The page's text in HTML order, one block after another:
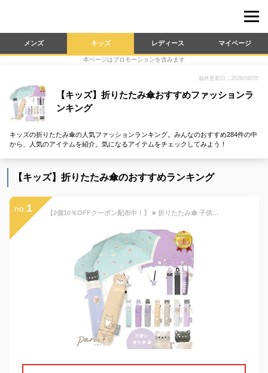
メンズ キッズ レディース マイページ
本ページはプロモーションを含みます
最終更新日：2026/08/05
【キッズ】折りたたみ傘おすすめファッションラ
ンキング
キッズの折りたたみ傘の人気ファッションランキング。みんなのおすすめ284件の中
から、人気のアイテムを紹介。気になるアイテムをチェックしてみよう！
【キッズ】折りたたみ傘のおすすめランキング
no. 1 【2個10％OFFクーポン配布中！】 ■ 折りたたみ傘 子供用 子供 小学生 簡単 軽量 コンパクト 女の子 折り畳み傘 こども 男の子 キッズ 用 安全 雨傘 かわいい ねこ 猫 ドーナツ レディース 可愛い おりたたみ傘 プレゼント ギフト 宅配便 送料無料 母の日 プレゼント